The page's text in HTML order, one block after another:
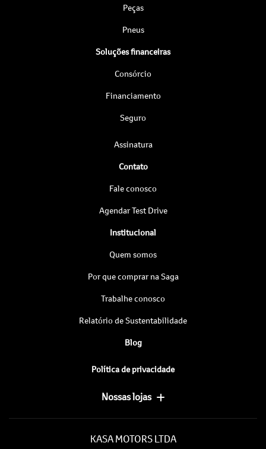
Peças
Pneus
Soluções financeiras
Consórcio
Financiamento
Seguro
Assinatura
Contato
Fale conosco
Agendar Test Drive
Institucional
Quem somos
Por que comprar na Saga
Trabalhe conosco
Relatório de Sustentabilidade
Blog
Política de privacidade
Nossas lojas
KASA MOTORS LTDA